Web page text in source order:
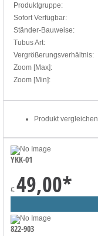
Produktgruppe:
Sofort Verfügbar:
Ständer-Bauweise:
Tubus Art:
Vergrößerungsverhältnis:
Zoom [Max]:
Zoom [Min]:
Produkt vergleichen
YKK-01
€ 49,00*
822-903